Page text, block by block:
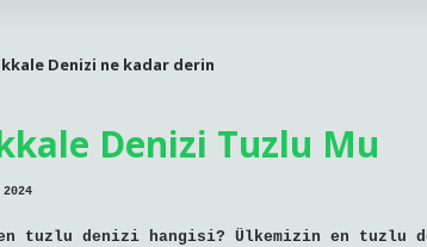
Denizi ne kadar derin
Denizi Tuzlu Mu
tuzlu denizi hangisi? Ülkemizin en tuzlu